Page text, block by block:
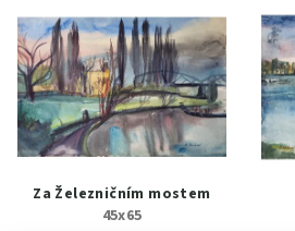
Za Železničním mostem
45x65